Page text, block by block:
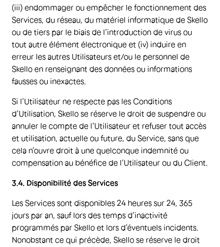
(iii) endommager ou empêcher le fonctionnement des
Services, du réseau, du matériel informatique de Skello
ou de tiers par le biais de l’introduction de virus ou
tout autre élément électronique et (iv) induire en
erreur les autres Utilisateurs et/ou le personnel de
Skello en renseignant des données ou informations
fausses ou inexactes.
Si l’Utilisateur ne respecte pas les Conditions
d’Utilisation, Skello se réserve le droit de suspendre ou
annuler le compte de l’Utilisateur et refuser tout accès
et utilisation, actuelle ou future, du Service, sans que
cela n’ouvre droit à une quelconque indemnité ou
compensation au bénéfice de l’Utilisateur ou du Client.
3.4. Disponibilité des Services
Les Services sont disponibles 24 heures sur 24, 365
jours par an, sauf lors des temps d’inactivité
programmés par Skello et lors d’éventuels incidents.
Nonobstant ce qui précède, Skello se réserve le droit